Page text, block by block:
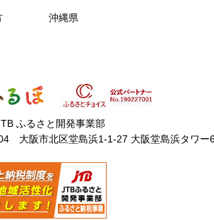
沖縄県
ふるさと開発事業部
大阪市北区堂島浜1-1-27 大阪堂島浜タワー